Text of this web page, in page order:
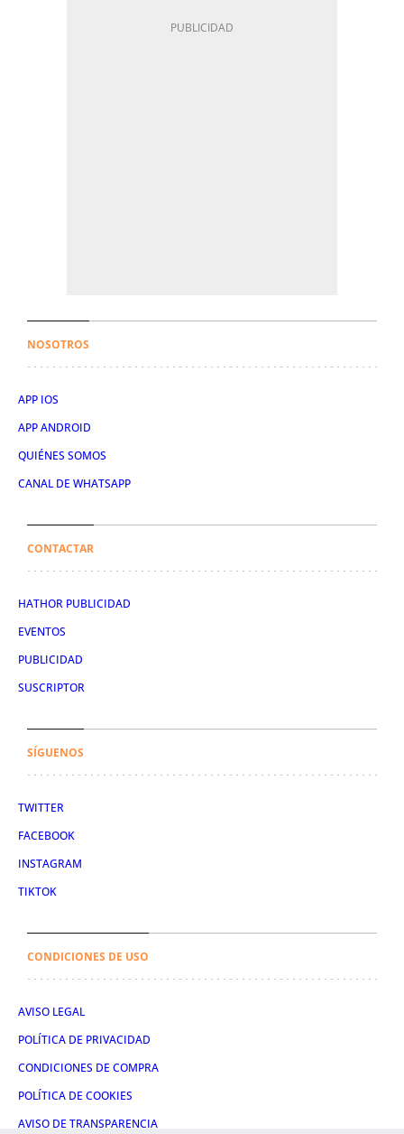
NOSOTROS
APP IOS
APP ANDROID
QUIÉNES SOMOS
CANAL DE WHATSAPP
CONTACTAR
HATHOR PUBLICIDAD
EVENTOS
PUBLICIDAD
SUSCRIPTOR
SÍGUENOS
TWITTER
FACEBOOK
INSTAGRAM
TIKTOK
CONDICIONES DE USO
AVISO LEGAL
POLÍTICA DE PRIVACIDAD
CONDICIONES DE COMPRA
POLÍTICA DE COOKIES
AVISO DE TRANSPARENCIA